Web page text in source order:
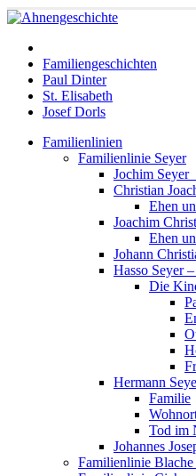
Familiengeschichten
Paul Dinter
St. Elisabeth
Josef Dorls
Familienlinien
Familienlinie Seyer
Jochim
Christian
Ehen
Joachim
Ehen
Johann
Hasso Seyer
Die
Hermann
Familie
Tod im
Johannes
Familienlinie Blache